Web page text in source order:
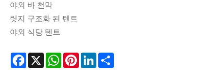
야외 바 천막
릿지 구조화 된 텐트
야외 식당 텐트
Facebook
X WhatsApp
PinterestLinkedIn